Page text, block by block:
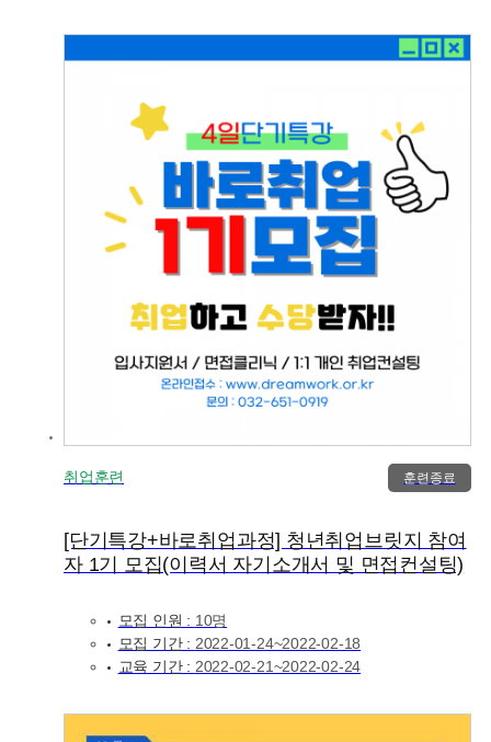
취업훈련 훈련종료
[단기특강+바로취업과정] 청년취업브릿지 참여
자 1기 모집(이력서 자기소개서 및 면접컨설팅)
모집 인원 : 10명
모집 기간 : 2022-01-24~2022-02-18
교육 기간 : 2022-02-21~2022-02-24